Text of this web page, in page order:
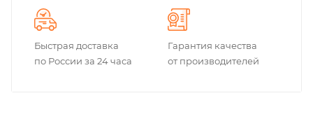
Быстрая доставка
по России за 24 часа
Гарантия качества
от производителей